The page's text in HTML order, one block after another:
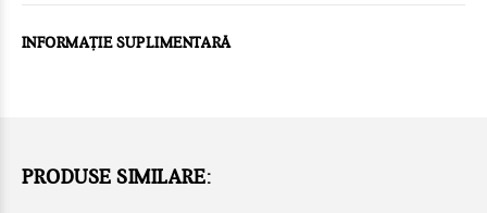
INFORMAȚIE SUPLIMENTARĂ
PRODUSE SIMILARE: